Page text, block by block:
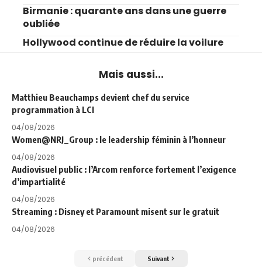
Birmanie : quarante ans dans une guerre
oubliée
Hollywood continue de réduire la voilure
Mais aussi...
Matthieu Beauchamps devient chef du service
programmation à LCI
04/08/2026
Women@NRJ_Group : le leadership féminin à l’honneur
04/08/2026
Audiovisuel public : l’Arcom renforce fortement l’exigence
d’impartialité
04/08/2026
Streaming : Disney et Paramount misent sur le gratuit
04/08/2026
précédent Suivant